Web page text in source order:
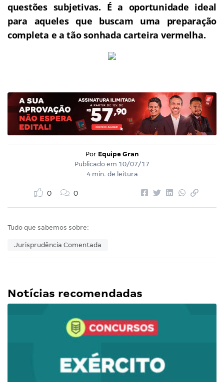
questões subjetivas. É a oportunidade ideal
para aqueles que buscam uma preparação
completa e a tão sonhada carteira vermelha.
Por Equipe Gran
Publicado em 10/07/17
4 min. de leitura
0 0
Tudo que sabemos sobre:
Jurisprudência Comentada
Notícias recomendadas